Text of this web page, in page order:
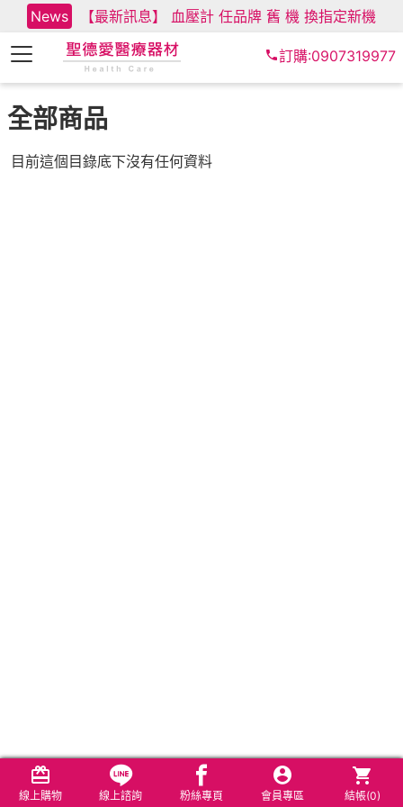
News 【最新訊息】 血壓計 任品牌 舊 機 換指定新機
訂購:0907319977
全部商品
目前這個目錄底下沒有任何資料
線上購物 線上諮詢 粉絲專頁 會員專區 結帳(0)